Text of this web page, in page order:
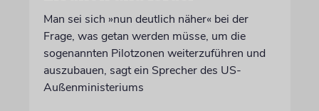
Man sei sich »nun deutlich näher« bei der
Frage, was getan werden müsse, um die
sogenannten Pilotzonen weiterzuführen und
auszubauen, sagt ein Sprecher des US-
Außenministeriums